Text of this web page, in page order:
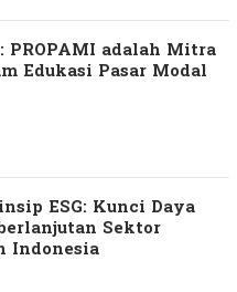
PROPAMI adalah Mitra
Edukasi Pasar Modal
ESG: Kunci Daya
Sektor
Indonesia